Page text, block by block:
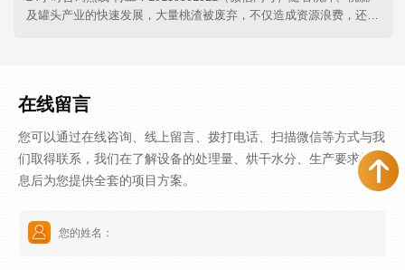
及罐头产业的快速发展，大量桃渣被废弃，不仅造成资源浪费，还易
在线留言
您可以通过在线咨询、线上留言、拨打电话、扫描微信等方式与我
们取得联系，我们在了解设备的处理量、烘干水分、生产要求等信
息后为您提供全套的项目方案。